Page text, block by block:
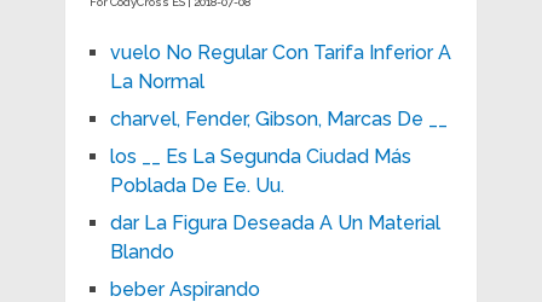
vuelo No Regular Con Tarifa Inferior A
La Normal
charvel, Fender, Gibson, Marcas De __
los __ Es La Segunda Ciudad Más
Poblada De Ee. Uu.
dar La Figura Deseada A Un Material
Blando
beber Aspirando